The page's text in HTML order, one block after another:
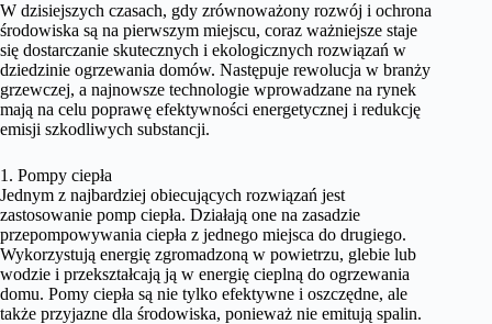
W dzisiejszych czasach, gdy zrównoważony rozwój i ochrona
środowiska są na pierwszym miejscu, coraz ważniejsze staje
się dostarczanie skutecznych i ekologicznych rozwiązań w
dziedzinie ogrzewania domów. Następuje rewolucja w branży
grzewczej, a najnowsze technologie wprowadzane na rynek
mają na celu poprawę efektywności energetycznej i redukcję
emisji szkodliwych substancji.
1. Pompy ciepła
Jednym z najbardziej obiecujących rozwiązań jest
zastosowanie pomp ciepła. Działają one na zasadzie
przepompowywania ciepła z jednego miejsca do drugiego.
Wykorzystują energię zgromadzoną w powietrzu, glebie lub
wodzie i przekształcają ją w energię cieplną do ogrzewania
domu. Pomy ciepła są nie tylko efektywne i oszczędne, ale
także przyjazne dla środowiska, ponieważ nie emitują spalin.